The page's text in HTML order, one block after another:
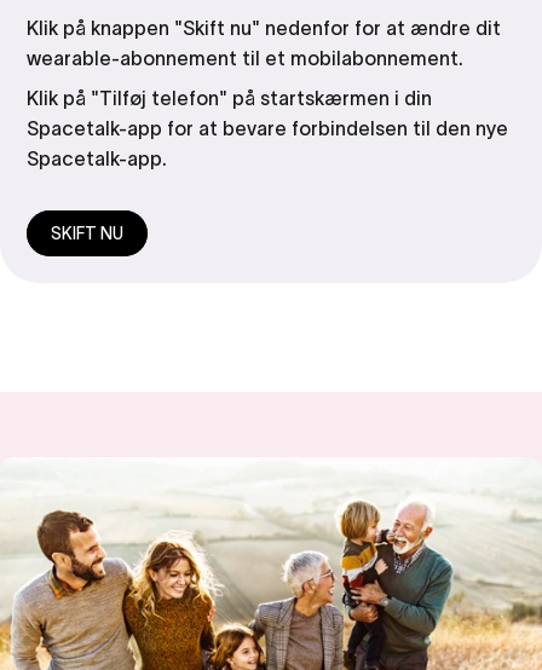
Klik på knappen "Skift nu" nedenfor for at ændre dit
wearable-abonnement til et mobilabonnement.
Klik på "Tilføj telefon" på startskærmen i din
Spacetalk-app for at bevare forbindelsen til den nye
Spacetalk-app.
SKIFT NU